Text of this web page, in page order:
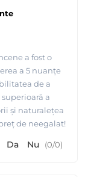
a fost o
a 5 nuanțe
de a
a
și naturalețea
de neegalat!
Da Nu (0/0)